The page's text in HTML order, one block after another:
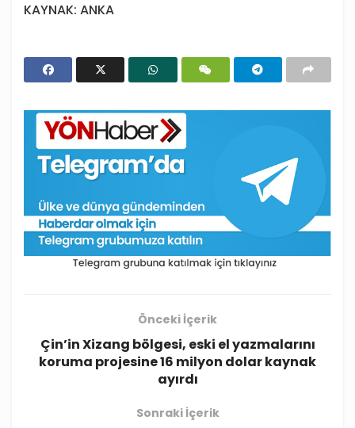
KAYNAK: ANKA
Önceki İçerik
Çin’in Xizang bölgesi, eski el yazmalarını
koruma projesine 16 milyon dolar kaynak
ayırdı
Sonraki İçerik